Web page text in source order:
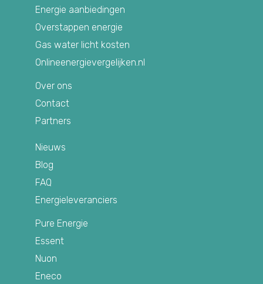
Energie aanbiedingen
Overstappen energie
Gas water licht kosten
Onlineenergievergelijken.nl
Over ons
Contact
Partners
Nieuws
Blog
FAQ
Energieleveranciers
Pure Energie
Essent
Nuon
Eneco